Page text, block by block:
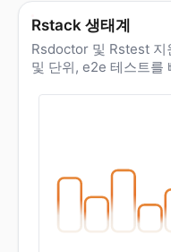
Rstack 생태계
Rsdoctor 및 Rstest 지
및 단위, e2e 테스트를